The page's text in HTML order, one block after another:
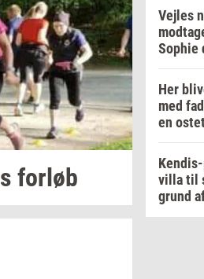
for­løb
Vejles
Sophie
Her
med
en
villa til
grund